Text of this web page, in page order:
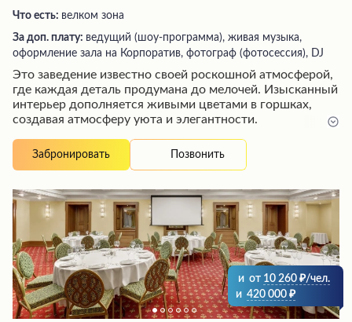
Что есть: велком зона
За доп. плату: ведущий (шоу-программа), живая музыка,
оформление зала на Корпоратив, фотограф (фотосессия), DJ
Это заведение известно своей роскошной атмосферой,
где каждая деталь продумана до мелочей. Изысканный
интерьер дополняется живыми цветами в горшках,
создавая атмосферу уюта и элегантности.
обеспечивает безупречное обслуживание, а
талантливые повара готовят свежие и вкусные блюда,
гурманов. Открытая веранда с потрясающим видом
делает это место идеальным выбором для проведения
корпоративных мероприятий или романтических
вечеров. Неудивительно, что посетители выражают
восторг и желание вернуться снова и снова.
Забронировать Позвонить
и от 10 260
/чел.
и 420 000